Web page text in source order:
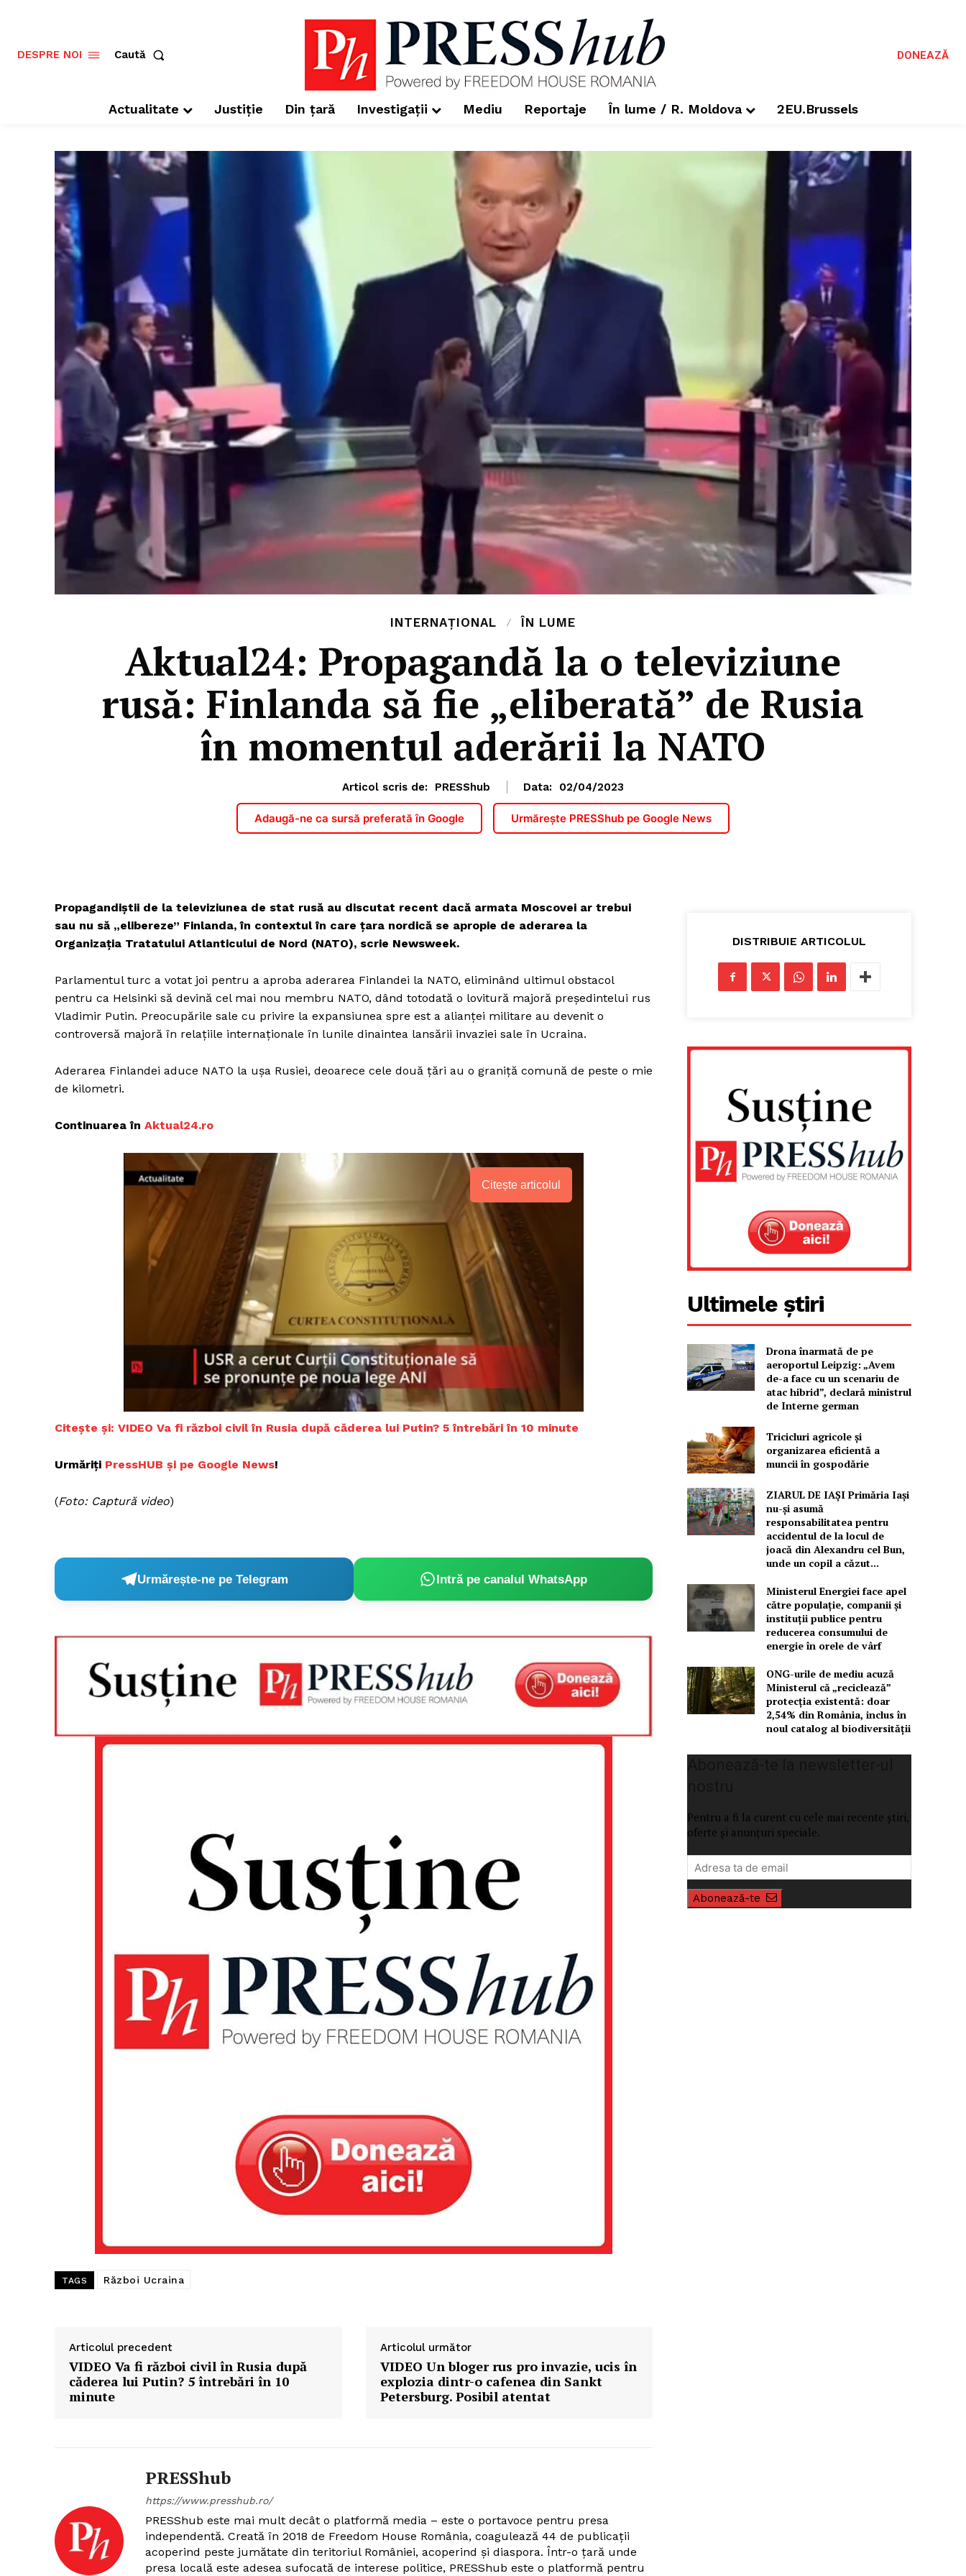
Un proiect
FREEDOM HOUSE
ROMÂNIA
PRESShub
Rețea
Contact
DESPRE NOI Caută DONEAZĂ
Actualitate Justiție Din țară Investigații Mediu Reportaje În lume / R. Moldova 2EU.Brussels
INTERNAȚIONAL ÎN LUME
Aktual24: Propagandă la o televiziune
rusă: Finlanda să fie „eliberată” de Rusia
în momentul aderării la NATO
Articol scris de: PRESShub Data: 02/04/2023
Adaugă-ne ca sursă preferată în Google Urmărește PRESShub pe Google News
Propagandiștii de la televiziunea de stat rusă au discutat recent dacă armata Moscovei ar trebui
sau nu să „elibereze” Finlanda, în contextul în care țara nordică se apropie de aderarea la
Organizația Tratatului Atlanticului de Nord (NATO), scrie Newsweek.
Parlamentul turc a votat joi pentru a aproba aderarea Finlandei la NATO, eliminând ultimul obstacol
pentru ca Helsinki să devină cel mai nou membru NATO, dând totodată o lovitură majoră președintelui rus
Vladimir Putin. Preocupările sale cu privire la expansiunea spre est a alianței militare au devenit o
controversă majoră în relațiile internaționale în lunile dinaintea lansării invaziei sale în Ucraina.
Aderarea Finlandei aduce NATO la ușa Rusiei, deoarece cele două țări au o graniță comună de peste o mie
de kilometri.
Continuarea în Aktual24.ro
Citește articolul
Citește și: VIDEO Va fi război civil în Rusia după căderea lui Putin? 5 întrebări în 10 minute
Urmăriți PressHUB și pe Google News!
(Foto: Captură video)
Urmărește-ne pe Telegram Intră pe canalul WhatsApp
TAGS Război Ucraina
Articolul precedent
VIDEO Va fi război civil în Rusia după
căderea lui Putin? 5 întrebări în 10
minute
Articolul următor
VIDEO Un bloger rus pro invazie, ucis în
explozia dintr-o cafenea din Sankt
Petersburg. Posibil atentat
PRESShub
https://www.presshub.ro/
PRESShub este mai mult decât o platformă media – este o portavoce pentru presa
independentă. Creată în 2018 de Freedom House România, coagulează 44 de publicații
acoperind peste jumătate din teritoriul României, acoperind și diaspora. Într-o țară unde
presa locală este adesea sufocată de interese politice, PRESShub este o platformă pentru
DISTRIBUIE ARTICOLUL
Ultimele știri
Drona înarmată de pe
aeroportul Leipzig: „Avem
de-a face cu un scenariu de
atac hibrid”, declară ministrul
de Interne german
Tricicluri agricole și
organizarea eficientă a
muncii în gospodărie
ZIARUL DE IAȘI Primăria Iași
nu-și asumă
responsabilitatea pentru
accidentul de la locul de
joacă din Alexandru cel Bun,
unde un copil a căzut...
Ministerul Energiei face apel
către populație, companii și
instituții publice pentru
reducerea consumului de
energie în orele de vârf
ONG-urile de mediu acuză
Ministerul că „reciclează”
protecția existentă: doar
2,54% din România, inclus în
noul catalog al biodiversității
Pentru a fi la curent cu cele mai recente știri,
oferte și anunțuri speciale.
Abonează-te